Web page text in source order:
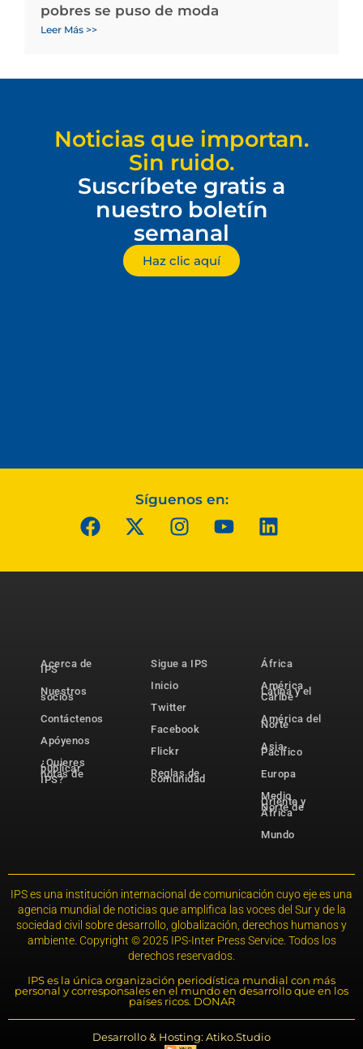
pobres se puso de moda
Leer Más >>
Noticias que importan.
Sin ruido.
Suscríbete gratis a
nuestro boletín
semanal
Haz clic aquí
Síguenos en:
Acerca de
IPS
Nuestros
socios
Contáctenos
Apóyenos
¿Quieres
publicar
notas de
IPS?
Sigue a IPS
Inicio
Twitter
Facebook
Flickr
Reglas de
comunidad
África
América
Latina y el
Caribe
América del
Norte
Asia-
Pacífico
Europa
Medio
Oriente y
Norte de
África
Mundo
IPS es una institución internacional de comunicación cuyo eje es una
agencia mundial de noticias que amplifica las voces del Sur y de la
sociedad civil sobre desarrollo, globalización, derechos humanos y
ambiente. Copyright © 2025 IPS-Inter Press Service. Todos los
derechos reservados.
IPS es la única organización periodística mundial con más
personal y corresponsales en el mundo en desarrollo que en los
países ricos. DONAR
Desarrollo & Hosting: Atiko.Studio